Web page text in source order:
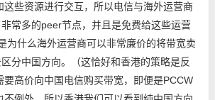
这些资源进行交互，所以电信与海外运营商
常多的peer节点，并且是免费给这些运营
为什么海外运营商可以非常廉价的将带宽卖
分中国方向。（这恰好和香港的策略是反
要高价向中国电信购买带宽，即便是PCCW